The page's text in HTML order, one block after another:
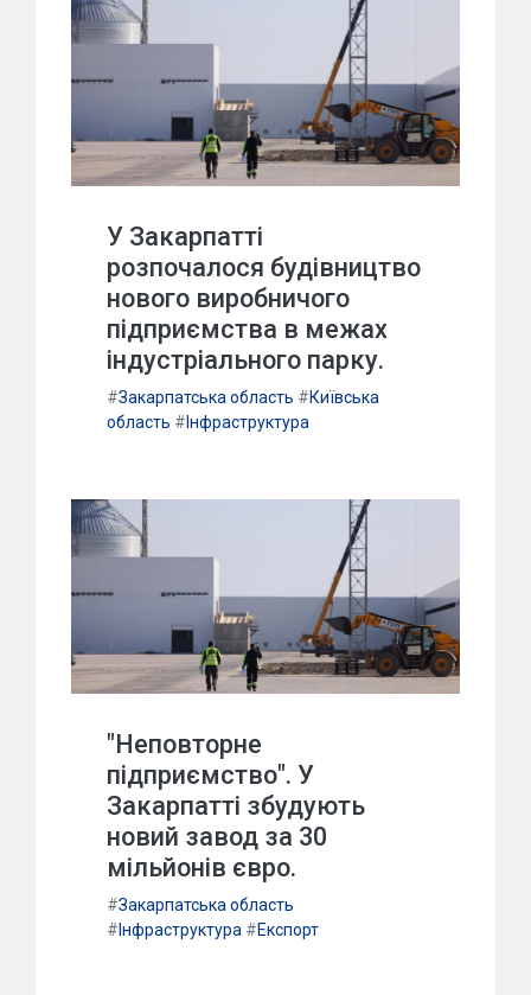
У Закарпатті
розпочалося будівництво
нового виробничого
підприємства в межах
індустріального парку.
#Закарпатська область #Київська
область # Інфраструктура
"Неповторне
підприємство". У
Закарпатті збудують
новий завод за 30
мільйонів євро.
#Закарпатська область
# Інфраструктура #Експорт